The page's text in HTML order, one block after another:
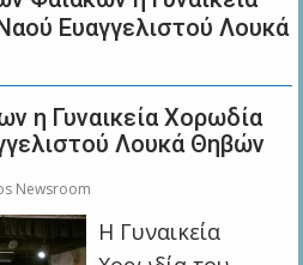
Ευαγγελιστού Λουκά
η Γυναικεία Χορωδία
Λουκά Θηβών
Newsroom
Η Γυναικεία